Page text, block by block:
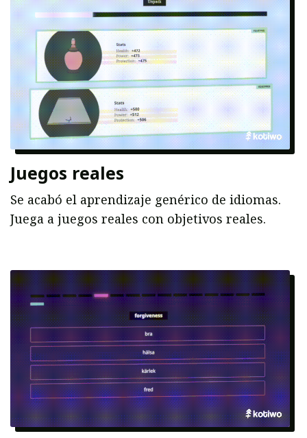
Juegos reales
Se acabó el aprendizaje genérico de idiomas.
Juega a juegos reales con objetivos reales.